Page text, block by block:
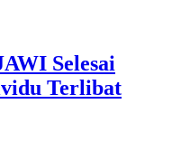
Selesai
Terlibat